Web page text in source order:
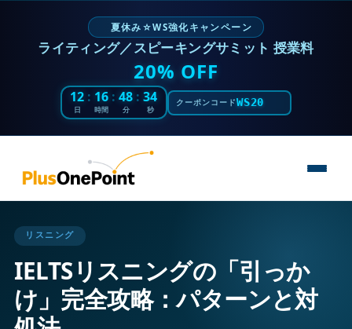
夏休み☆WS強化キャンペーン
ライティング／スピーキングサミット 授業料
20% OFF
12
日
: 16
時間
: 48
分
: 33
秒
クーポンコードWS20
リスニング
IELTSリスニングの「引っか
け」完全攻略：パターンと対